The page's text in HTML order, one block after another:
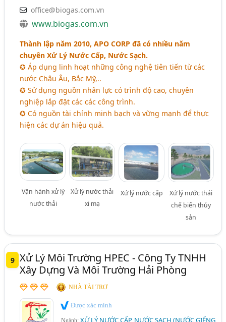
office@biogas.com.vn
www.biogas.com.vn
Thành lập năm 2010, APO CORP đã có nhiều năm
chuyên Xử Lý Nước Cấp, Nước Sạch.
✪ Áp dụng linh hoạt những công nghệ tiên tiến từ các
nước Châu Âu, Bắc Mỹ,..
✪ Sử dụng nguồn nhân lực có trình độ cao, chuyên
nghiệp lắp đặt các các công trình.
✪ Có nguồn tài chính minh bạch và vững mạnh để thực
hiện các dự án hiệu quả.
Vận hành xử lý
nước thải
Xử lý nước thải
xi mạ
Xử lý nước cấp
Xử lý nước thải
chế biến thủy
sản
9 Xử Lý Môi Trường HPEC - Công Ty TNHH
Xây Dựng Và Môi Trường Hải Phòng
NHÀ TÀI TRỢ
Được xác minh
Ngành:XỬ LÝ NƯỚC CẤP, NƯỚC SẠCH (NƯỚC GIẾNG